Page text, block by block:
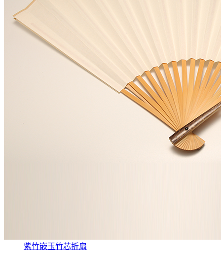
紫竹嵌玉竹芯折扇